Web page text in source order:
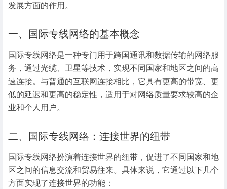
发展方面的作用。
一、国际专线网络的基本概念
国际专线网络是一种专门用于跨国通讯和数据传输的网络服
务，通过光缆、卫星等技术，实现不同国家和地区之间的高
速连接。与普通的互联网连接相比，它具有更高的带宽、更
低的延迟和更高的稳定性，适用于对网络质量要求较高的企
业和个人用户。
二、国际专线网络：连接世界的纽带
国际专线网络扮演着连接世界的纽带，促进了不同国家和地
区之间的信息交流和贸易往来。具体来说，它通过以下几个
方面实现了连接世界的功能：